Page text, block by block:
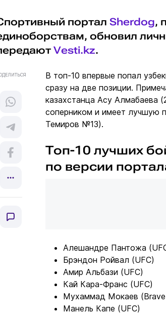
портал Sherdog,
обновил
Vesti.kz.
В топ-10 впервые попал
сразу на две позиции.
казахстанца Асу Алмабаева
соперником и имеет лучшую
Темиров №13).
Топ-10 лучших
по версии
Алешандре Пантожа
Брэндон Ройвал (UFC)
Амир Альбази (UFC)
Кай Кара-Франс (UFC)
Мухаммад Мокаев (Brave
Манель Капе (UFC)